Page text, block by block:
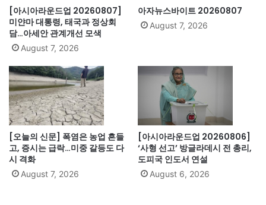
[아시아라운드업 20260807]
미얀마 대통령, 태국과 정상회
담…아세안 관계개선 모색
August 7, 2026
아자뉴스바이트 20260807
August 7, 2026
[오늘의 신문] 폭염은 농업 흔들
고, 증시는 급락…미중 갈등도 다
시 격화
August 7, 2026
[아시아라운드업 20260806]
‘사형 선고’ 방글라데시 전 총리,
도피국 인도서 연설
August 6, 2026